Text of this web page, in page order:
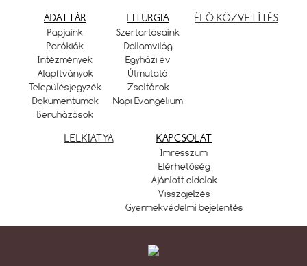
ADATTÁR
Papjaink
Parókiák
Intézmények
Alapítványok
Településjegyzék
Dokumentumok
Beruházások
LITURGIA
Szertartásaink
Dallamvilág
Egyházi év
Útmutató
Zsoltárok
Napi Evangélium
ÉLŐ KÖZVETÍTÉS
LELKIATYA KAPCSOLAT
Imresszum
Elérhetőség
Ajánlott oldalak
Visszajelzés
Gyermekvédelmi bejelentés